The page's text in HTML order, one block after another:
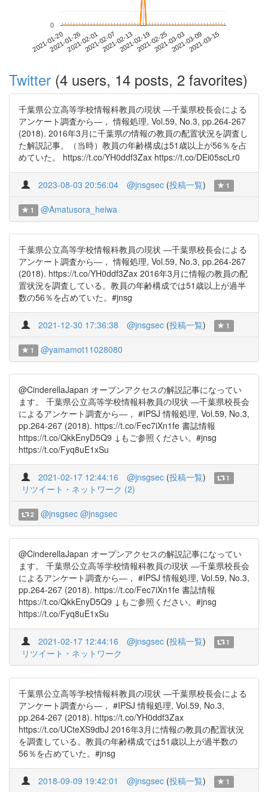
2021-01-202021-01-262021-02-012021-02-072021-02-132021-02-192021-02-252021-03-032021-03-092021-03-15
0
Twitter (4 users, 14 posts, 2 favorites)
千葉県公立高等学校情報科教員の現状 ―千葉県校長会による
アンケート調査から―， 情報処理, Vol.59, No.3, pp.264-267
(2018). 2016年3月に千葉県の情報の教員の配置状況を調査し
た解説記事。（当時）教員の年齢構成は51歳以上が56％を占
めていた。 https://t.co/YH0ddf3Zax https://t.co/DEi05scLr0
2023-08-03 20:56:04 @jnsgsec (投稿一覧) 1
1 @Amatusora_heiwa
千葉県公立高等学校情報科教員の現状 ―千葉県校長会による
アンケート調査から―， 情報処理, Vol.59, No.3, pp.264-267
(2018). https://t.co/YH0ddf3Zax 2016年3月に情報の教員の配
置状況を調査している。教員の年齢構成では51歳以上が過半
数の56％を占めていた。#jnsg
2021-12-30 17:36:38 @jnsgsec (投稿一覧) 1
1 @yamamot11028080
@CinderellaJapan オープンアクセスの解説記事になってい
ます。 千葉県公立高等学校情報科教員の現状 ―千葉県校長会
によるアンケート調査から―， #IPSJ 情報処理, Vol.59, No.3,
pp.264-267 (2018). https://t.co/Fec7iXn1fe 書誌情報
https://t.co/QkkEnyD5Q9 ↓もご参照ください。#jnsg
https://t.co/Fyq8uE1xSu
2021-02-17 12:44:16 @jnsgsec (投稿一覧) 1
リツイート・ネットワーク (2)
2 @jnsgsec @jnsgsec
@CinderellaJapan オープンアクセスの解説記事になってい
ます。 千葉県公立高等学校情報科教員の現状 ―千葉県校長会
によるアンケート調査から―， #IPSJ 情報処理, Vol.59, No.3,
pp.264-267 (2018). https://t.co/Fec7iXn1fe 書誌情報
https://t.co/QkkEnyD5Q9 ↓もご参照ください。#jnsg
https://t.co/Fyq8uE1xSu
2021-02-17 12:44:16 @jnsgsec (投稿一覧) 1
リツイート・ネットワーク
千葉県公立高等学校情報科教員の現状 ―千葉県校長会による
アンケート調査から―， #IPSJ 情報処理, Vol.59, No.3,
pp.264-267 (2018). https://t.co/YH0ddf3Zax
https://t.co/UCteXS9dbJ 2016年3月に情報の教員の配置状況
を調査している。教員の年齢構成では51歳以上が過半数の
56％を占めていた。#jnsg
2018-09-09 19:42:01 @jnsgsec (投稿一覧) 1